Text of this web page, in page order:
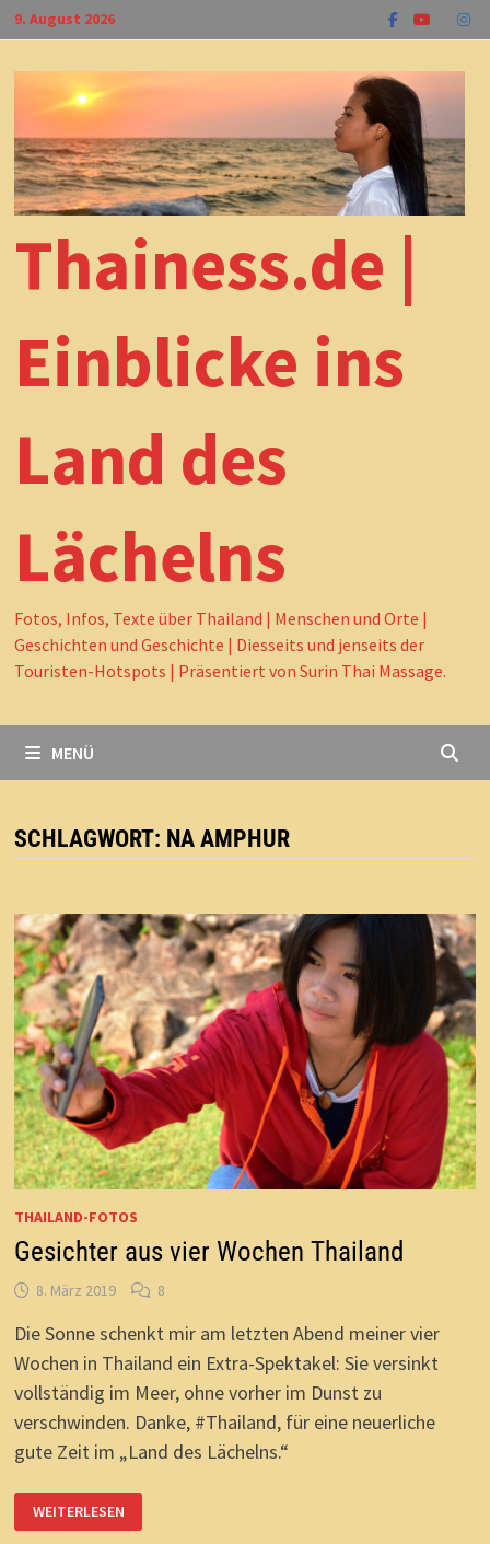
Zum
Inhalt
springen
9. August 2026
Thainess.de |
Einblicke ins
Land des
Lächelns
Fotos, Infos, Texte über Thailand | Menschen und Orte |
Geschichten und Geschichte | Diesseits und jenseits der
Touristen-Hotspots | Präsentiert von Surin Thai Massage.
MENÜ
SCHLAGWORT: NA AMPHUR
THAILAND-FOTOS
Gesichter aus vier Wochen Thailand
8. März 2019 8
Die Sonne schenkt mir am letzten Abend meiner vier
Wochen in Thailand ein Extra-Spektakel: Sie versinkt
vollständig im Meer, ohne vorher im Dunst zu
verschwinden. Danke, #Thailand, für eine neuerliche
gute Zeit im „Land des Lächelns.“
GESICHTER
AUS
VIER
WEITERLESEN